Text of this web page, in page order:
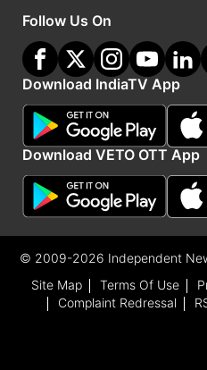
एचडीएफसी बैंक, बजाज
इनके अलावा, आज
बजाज फाइनेंस 1.17 प्रतिशत,
1.12 प्रतिशत, एक्सिस बैंक
बैंक 0.92 प्रतिशत,
0.73 प्रतिशत, कोटक
हिंदुस्तान यूनिलीवर 0.17
Follow Us On
Download IndiaTV App
Download VETO OTT App
© 2009-2026 Independent
Site Map
Terms Of Use
Complaint Redressal